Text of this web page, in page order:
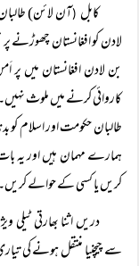
کابل (آن لائن) طالبان
لادن کو افغانستان چھوڑنے
بن لادن افغانستان میں
کاروائی کرنے میں ملوث
طالبان حکومت اور اسلام کو
ہمارے مہمان ہیں اور یہ
کریں یا کسی کے حوالے
دریں اثنا بھارتی
سے چیچنیا منتقل ہونے کی